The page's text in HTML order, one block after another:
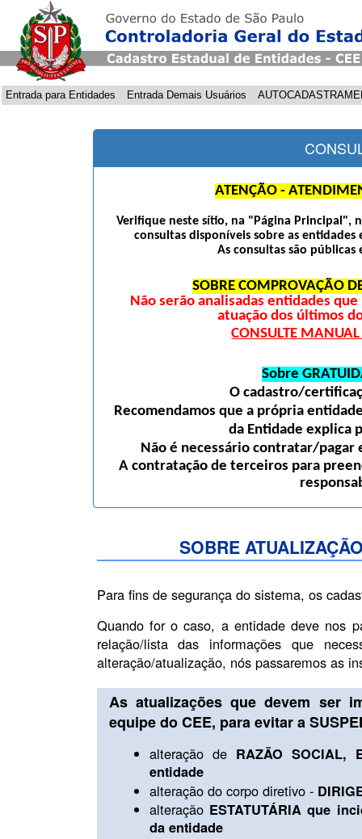
Entrada para Entidades Entrada Demais Usuários
ATENÇÃO -
Verifique neste sítio, na "Página Principal",
consultas disponíveis sobre as entidades
As consultas são públicas
SOBRE COMPROVAÇÃO
Não serão analisadas entidades
atuação dos últimos
CONSULTE
Sobre
O cadastro/
Recomendamos que a própria
da Entidade explica
Não é necessário contratar/
A contratação de terceiros para
SOBRE
Para fins de segurança do sistema, os
Quando for o caso, a entidade deve nos
relação/lista das informações que
alteração/atualização, nós passaremos as
As atualizações que devem ser
equipe do CEE, para evitar a
alteração de RAZÃO SOCIAL,
entidade
alteração do corpo diretivo -
alteração ESTATUTÁRIA que
da entidade